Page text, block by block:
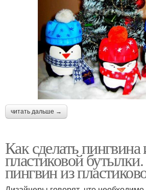
читать дальше →
Как сделать пингвина
пластиковой
пингвин из